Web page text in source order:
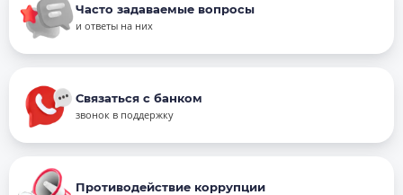
Часто задаваемые вопросы
и ответы на них
Связаться с банком
звонок в поддержку
Противодействие коррупции